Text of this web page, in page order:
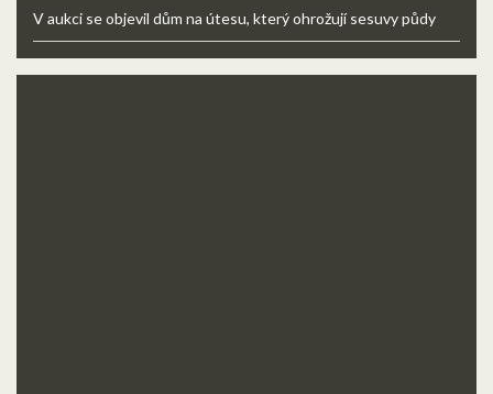
V aukci se objevil dům na útesu, který ohrožují sesuvy půdy